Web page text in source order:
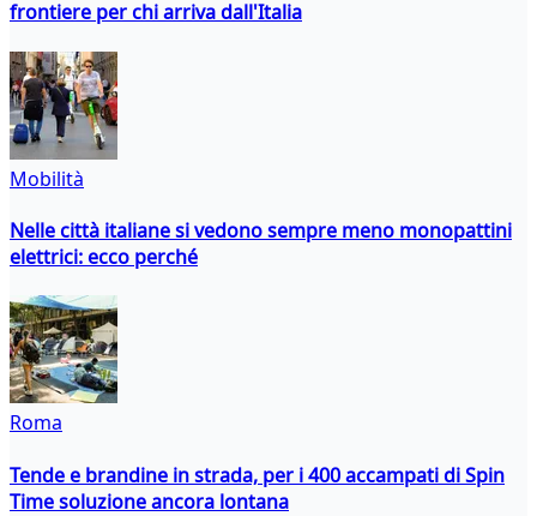
frontiere per chi arriva dall'Italia
Mobilità
Nelle città italiane si vedono sempre meno monopattini
elettrici: ecco perché
Roma
Tende e brandine in strada, per i 400 accampati di Spin
Time soluzione ancora lontana